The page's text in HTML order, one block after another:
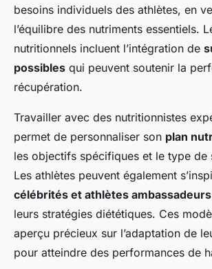
besoins individuels des athlètes, en
l’équilibre des nutriments essentiels.
nutritionnels incluent l’intégration de
possibles qui peuvent soutenir la
récupération.
Travailler avec des nutritionnistes
permet de personnaliser son plan
les objectifs spécifiques et le type de
Les athlètes peuvent également
célébrités et athlètes ambassadeurs
leurs stratégies diététiques. Ces
aperçu précieux sur l’adaptation de
pour atteindre des performances de